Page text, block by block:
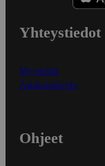
Yhteystiedot
Myymälät
Asiakaspalvelu
Ohjeet